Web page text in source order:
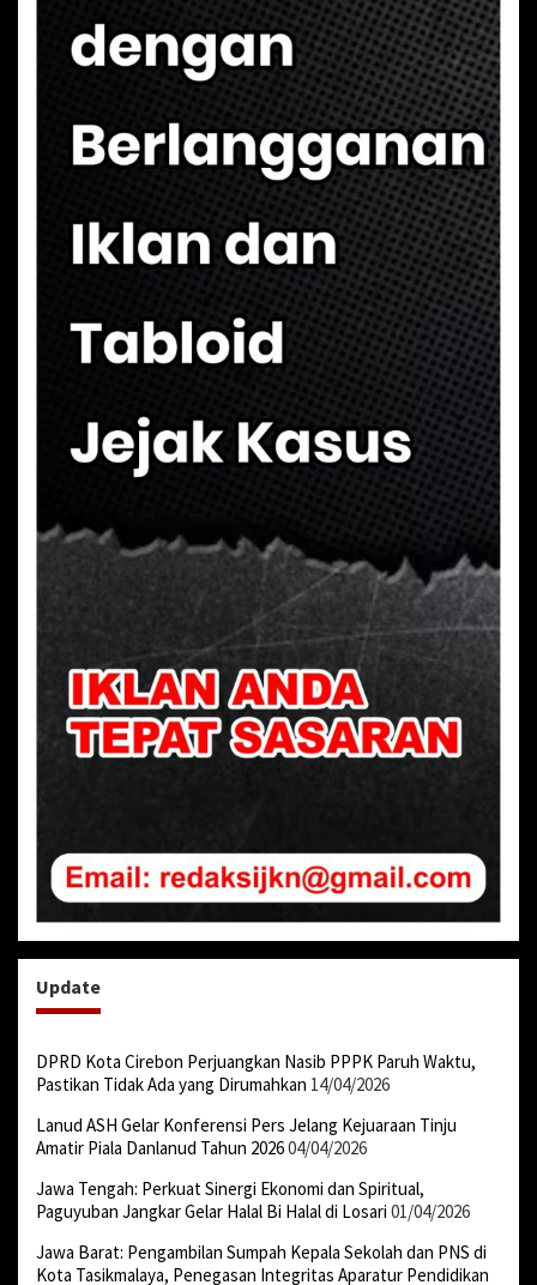
Update
DPRD Kota Cirebon Perjuangkan Nasib PPPK Paruh Waktu,
Pastikan Tidak Ada yang Dirumahkan 14/04/2026
Lanud ASH Gelar Konferensi Pers Jelang Kejuaraan Tinju
Amatir Piala Danlanud Tahun 202604/04/2026
Jawa Tengah: Perkuat Sinergi Ekonomi dan Spiritual,
Paguyuban Jangkar Gelar Halal Bi Halal di Losari 01/04/2026
Jawa Barat: Pengambilan Sumpah Kepala Sekolah dan PNS di
Kota Tasikmalaya, Penegasan Integritas Aparatur Pendidikan